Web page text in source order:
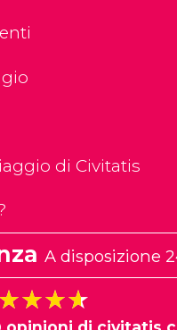
di Civitatis
A disposizione